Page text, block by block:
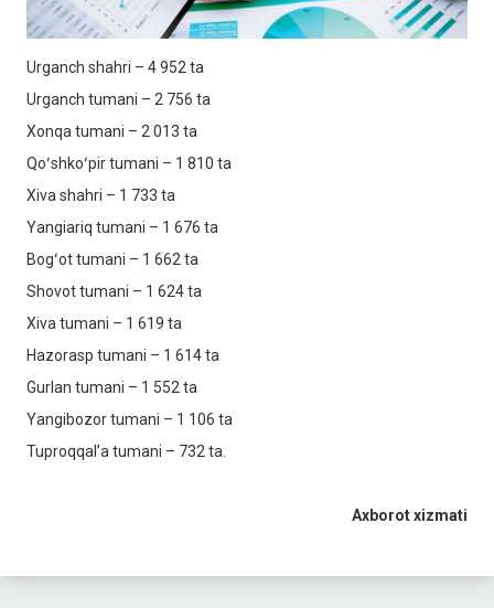
Urganch shahri – 4 952 ta
Urganch tumani – 2 756 ta
Xonqa tumani – 2 013 ta
Qoʻshkoʻpir tumani – 1 810 ta
Xiva shahri – 1 733 ta
Yangiariq tumani – 1 676 ta
Bogʻot tumani – 1 662 ta
Shovot tumani – 1 624 ta
Xiva tumani – 1 619 ta
Hazorasp tumani – 1 614 ta
Gurlan tumani – 1 552 ta
Yangibozor tumani – 1 106 ta
Tuproqqalʼa tumani – 732 ta.
Axborot xizmati